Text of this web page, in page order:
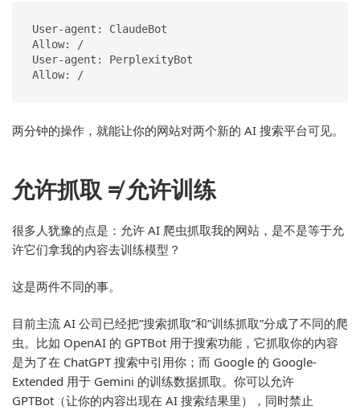
User-agent: ClaudeBot
Allow: /
User-agent: PerplexityBot
Allow: /
两分钟的操作，就能让你的网站对两个新的 AI 搜索平台可见。
允许抓取 ≠ 允许训练
很多人犹豫的点是：允许 AI 爬虫抓取我的网站，是不是等于允
许它们拿我的内容去训练模型？
这是两件不同的事。
目前主流 AI 公司已经把”搜索抓取”和”训练抓取”分成了不同的爬
虫。比如 OpenAI 的 GPTBot 用于搜索功能，它抓取你的内容
是为了在 ChatGPT 搜索中引用你；而 Google 的 Google-
Extended 用于 Gemini 的训练数据抓取。你可以允许
GPTBot（让你的内容出现在 AI 搜索结果里），同时禁止